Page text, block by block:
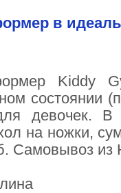
в
Kiddy
состоянии
девочек. В
на ножки,
Самовывоз из